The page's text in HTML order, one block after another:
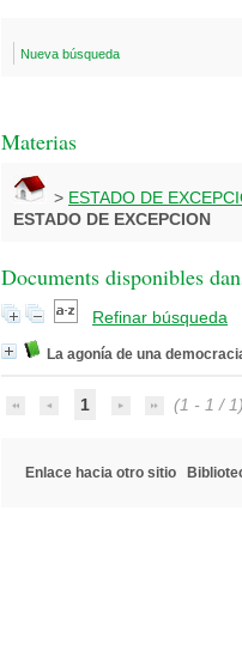
Nueva búsqueda
Materias
> ESTADO DE
ESTADO DE EXCEPCION
Documents disponibles
Refinar búsqueda
La agonía de una
1 (1 - 1 / 1)
Enlace hacia otro sitio